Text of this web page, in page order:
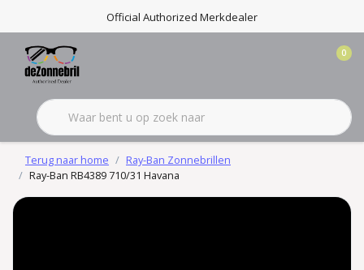
Official Authorized Merkdealer
0
Terug naar home
Ray-Ban Zonnebrillen
Ray-Ban RB4389 710/31 Havana